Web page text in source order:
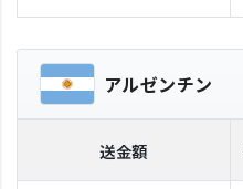
アルゼンチン
送金額